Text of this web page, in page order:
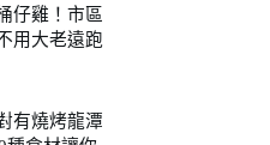
仔雞！市區
用大老遠跑
有燒烤龍潭